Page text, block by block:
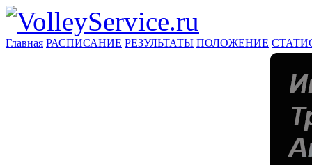
Главная РАСПИСАНИЕ РЕЗУЛЬТАТЫ ПОЛОЖЕНИЕ